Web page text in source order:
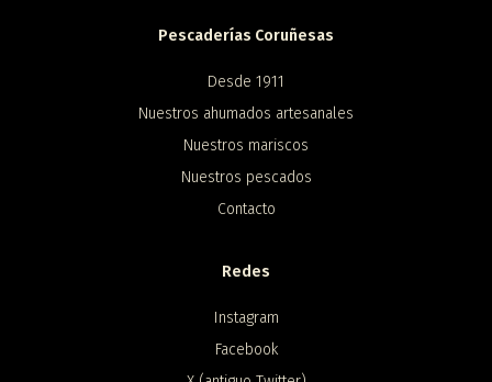
Pescaderías Coruñesas
Desde 1911
Nuestros ahumados artesanales
Nuestros mariscos
Nuestros pescados
Contacto
Redes
Instagram
Facebook